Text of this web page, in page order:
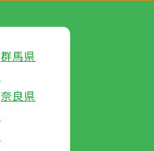
群馬県
奈良県